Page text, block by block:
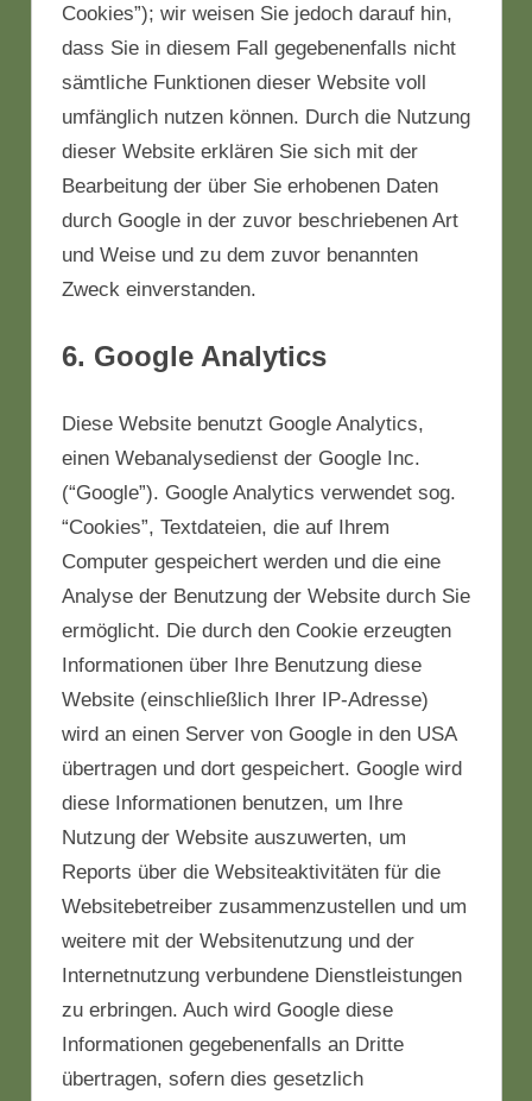
Cookies”); wir weisen Sie jedoch darauf hin,
dass Sie in diesem Fall gegebenenfalls nicht
sämtliche Funktionen dieser Website voll
umfänglich nutzen können. Durch die Nutzung
dieser Website erklären Sie sich mit der
Bearbeitung der über Sie erhobenen Daten
durch Google in der zuvor beschriebenen Art
und Weise und zu dem zuvor benannten
Zweck einverstanden.
6. Google Analytics
Diese Website benutzt Google Analytics,
einen Webanalysedienst der Google Inc.
(“Google”). Google Analytics verwendet sog.
“Cookies”, Textdateien, die auf Ihrem
Computer gespeichert werden und die eine
Analyse der Benutzung der Website durch Sie
ermöglicht. Die durch den Cookie erzeugten
Informationen über Ihre Benutzung diese
Website (einschließlich Ihrer IP-Adresse)
wird an einen Server von Google in den USA
übertragen und dort gespeichert. Google wird
diese Informationen benutzen, um Ihre
Nutzung der Website auszuwerten, um
Reports über die Websiteaktivitäten für die
Websitebetreiber zusammenzustellen und um
weitere mit der Websitenutzung und der
Internetnutzung verbundene Dienstleistungen
zu erbringen. Auch wird Google diese
Informationen gegebenenfalls an Dritte
übertragen, sofern dies gesetzlich